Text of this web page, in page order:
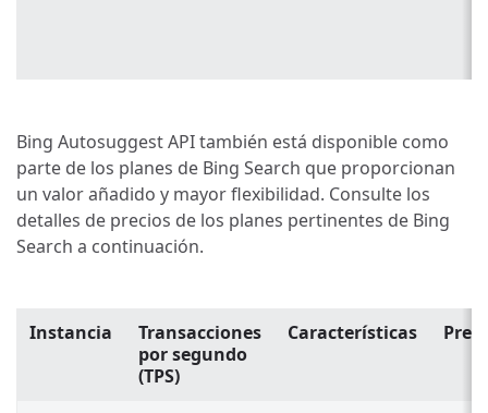
Bing Autosuggest API también está disponible como
parte de los planes de Bing Search que proporcionan
un valor añadido y mayor flexibilidad. Consulte los
detalles de precios de los planes pertinentes de Bing
Search a continuación.
Instancia
Transacciones
por segundo
(TPS)
Características